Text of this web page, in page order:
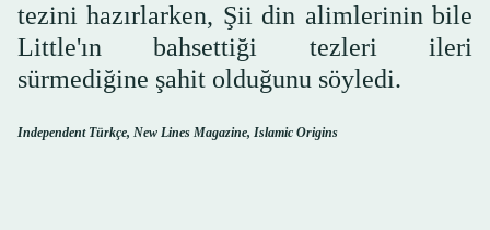
tezini hazırlarken, Şii din alimlerinin bile
Little'ın bahsettiği tezleri ileri
sürmediğine şahit olduğunu söyledi.
Independent Türkçe, New Lines Magazine, Islamic Origins